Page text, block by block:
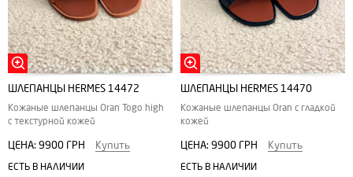
ШЛЕПАНЦЫ HERMES 14472
Кожаные шлепанцы Oran Togo high
с текстурной кожей
ЦЕНА: 9900 ГРН Купить
ЕСТЬ В НАЛИЧИИ
ШЛЕПАНЦЫ HERMES 14470
Кожаные шлепанцы Oran с гладкой
кожей
ЦЕНА: 9900 ГРН Купить
ЕСТЬ В НАЛИЧИИ